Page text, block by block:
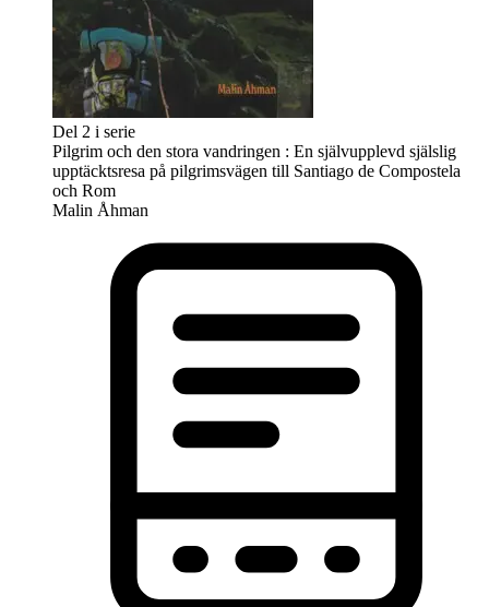
Del 2 i serie
Pilgrim och den stora vandringen : En självupplevd själslig
upptäcktsresa på pilgrimsvägen till Santiago de Compostela
och Rom
Malin Åhman